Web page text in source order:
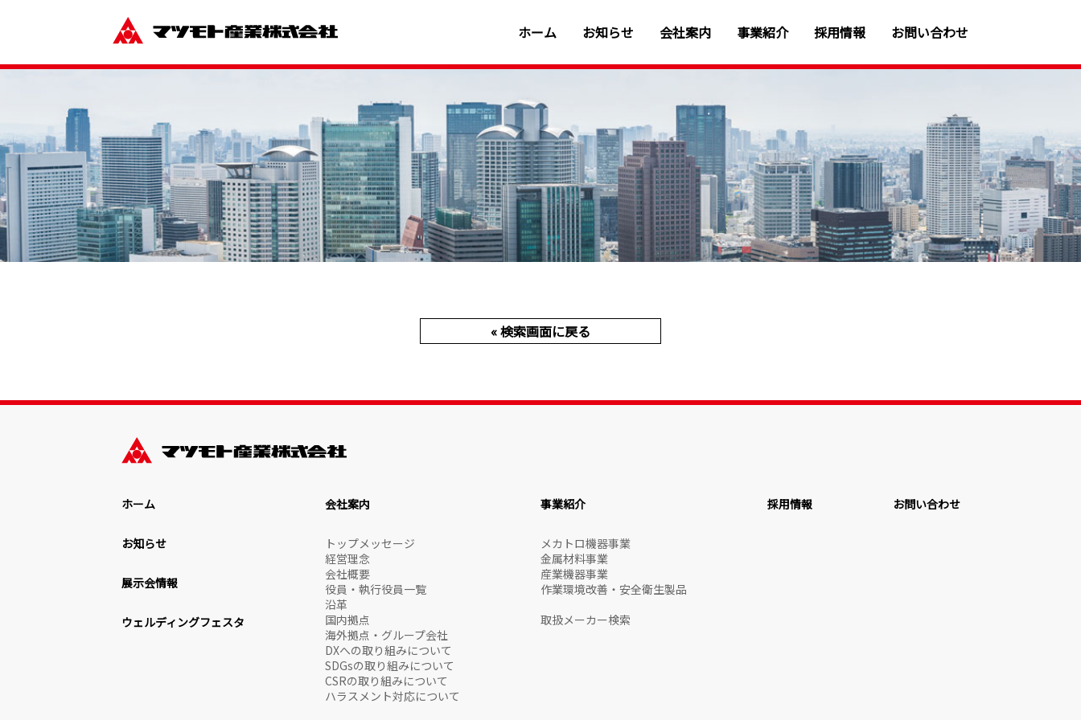
ホーム お知らせ 会社案内 事業紹介 採用情報 お問い合わせ
« 検索画面に戻る
ホーム
お知らせ
展示会情報
ウェルディングフェスタ
会社案内
トップメッセージ
経営理念
会社概要
役員・執行役員一覧
沿革
国内拠点
海外拠点・グループ会社
DXへの取り組みについて
SDGsの取り組みについて
CSRの取り組みについて
ハラスメント対応について
事業紹介
メカトロ機器事業
金属材料事業
産業機器事業
作業環境改善・安全衛生製品
取扱メーカー検索
採用情報 お問い合わせ